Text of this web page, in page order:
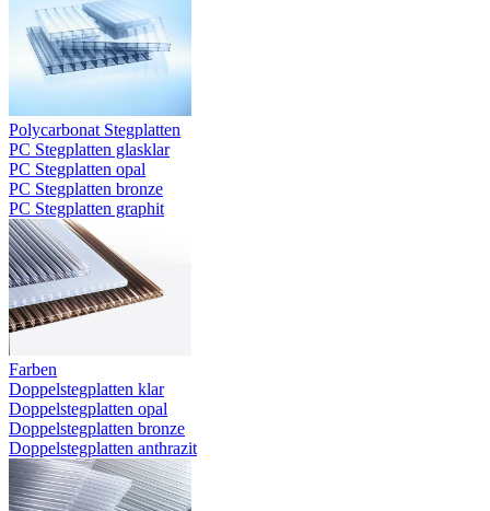
Polycarbonat Stegplatten
PC Stegplatten glasklar
PC Stegplatten opal
PC Stegplatten bronze
PC Stegplatten graphit
Farben
Doppelstegplatten klar
Doppelstegplatten opal
Doppelstegplatten bronze
Doppelstegplatten anthrazit